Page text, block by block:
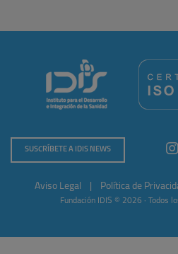
SUSCRÍBETE A IDIS NEWS
Aviso Legal Política de
Fundación IDIS © 2026 · Todos